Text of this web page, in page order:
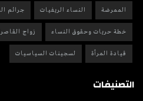
الممرضة النساء الريفيات جرائم
خطة حريات وحقوق النساء زواج
قيادة المرأة لسجينات السياسيات
التصنيفات